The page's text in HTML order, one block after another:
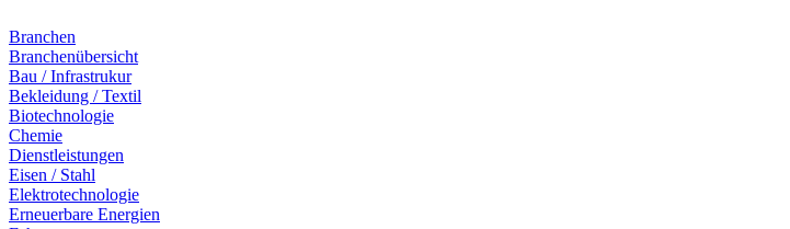
Branchen
Branchenübersicht
Bau / Infrastrukur
Bekleidung / Textil
Biotechnologie
Chemie
Dienstleistungen
Eisen / Stahl
Elektrotechnologie
Erneuerbare Energien